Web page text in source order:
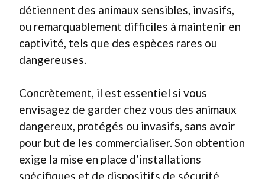
détiennent des animaux sensibles, invasifs,
ou remarquablement difficiles à maintenir en
captivité, tels que des espèces rares ou
dangereuses.
Concrètement, il est essentiel si vous
envisagez de garder chez vous des animaux
dangereux, protégés ou invasifs, sans avoir
pour but de les commercialiser. Son obtention
exige la mise en place d’installations
spécifiques et de dispositifs de sécurité